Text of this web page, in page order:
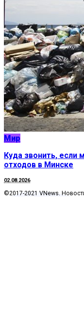
Мир
Куда звонить, если
отходов в Минске
02.08.2026
©2017-2021 VNews.